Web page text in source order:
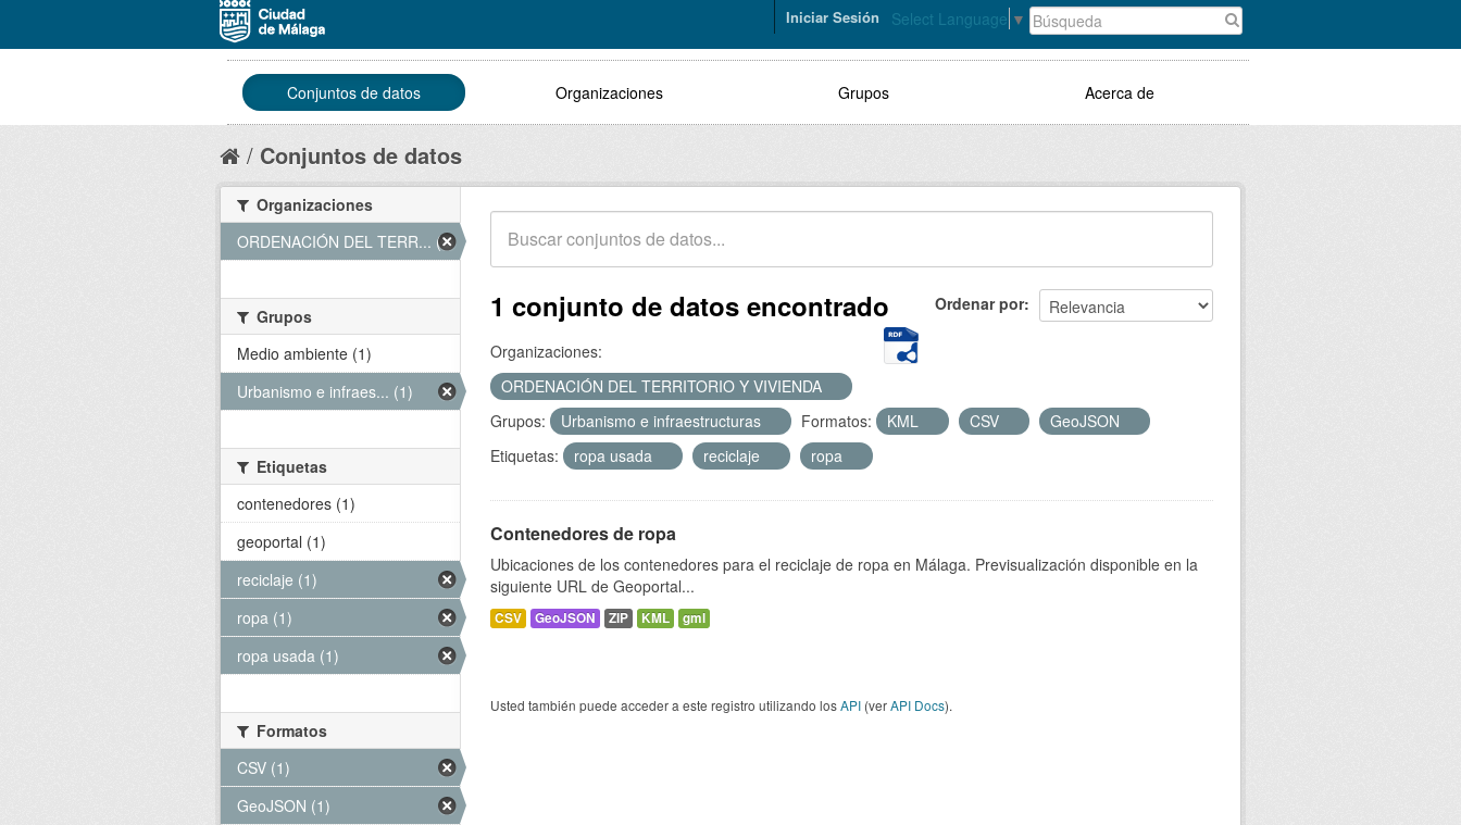
Select Language ▼
Iniciar Sesión
Conjuntos de datos Organizaciones Grupos Acerca de
Conjuntos de datos
Ordenar por
1 conjunto de datos encontrado
Organizaciones:
ORDENACIÓN DEL TERRITORIO Y VIVIENDA
Grupos:
Urbanismo e infraestructuras Formatos: KML CSV
GeoJSON
Etiquetas:
ropa usada reciclaje ropa
Contenedores de ropa
Ubicaciones de los contenedores para el reciclaje de ropa en Málaga. Previsualización disponible en la
siguiente URL de Geoportal...
CSV GeoJSON ZIP KML gml
Usted también puede acceder a este registro utilizando losAPI (verAPI Docs).
Organizaciones
ORDENACIÓN DEL TERR... (1)
Grupos
Medio ambiente (1)
Urbanismo e infraes... (1)
Etiquetas
contenedores (1)
geoportal (1)
reciclaje (1)
ropa (1)
ropa usada (1)
Formatos
CSV (1)
GeoJSON (1)